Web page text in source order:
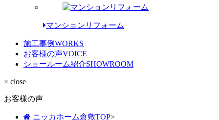
マンションリフォーム
施工事例WORKS
お客様の声VOICE
ショールーム紹介SHOWROOM
× close
お客様の声
ニッカホーム倉敷TOP>